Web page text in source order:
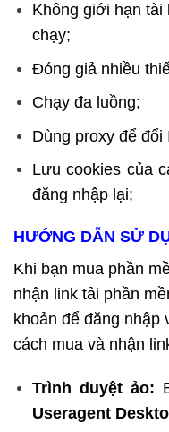
Không giới hạn
chạy;
Đóng giả nhiều
Chạy đa luồng;
Dùng proxy để đổi
Lưu cookies của
đăng nhập lại;
HƯỚNG DẪN SỬ
Khi bạn mua phần
nhận link tải phần
khoản để đăng nhập
cách mua và nhận
Trình duyệt ảo:
Useragent